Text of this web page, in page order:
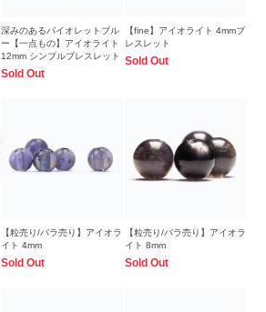
深みのあるバイオレットブル
ー【一点もの】アイオライト
12mm シンプルブレスレット
Sold Out
【fine】アイオライト 4mmブ
レスレット
Sold Out
【粒売り/バラ売り】アイオラ
イト 4mm
Sold Out
【粒売り/バラ売り】アイオラ
イト 8mm
Sold Out